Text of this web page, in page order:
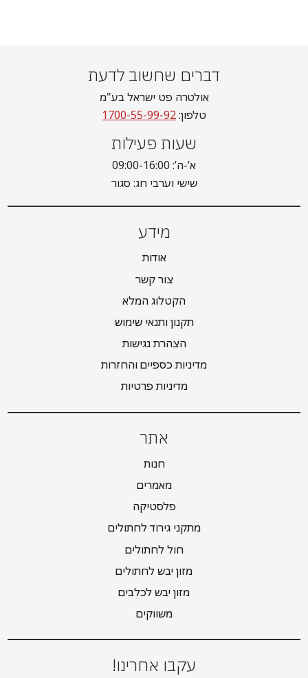
דברים שחשוב לדעת
אולטרה פט ישראל בע"מ
טלפון:1700-55-99-92
שעות פעילות
א’-ה’: 09:00-16:00
שישי וערבי חג: סגור
מידע
אודות
צור קשר
הקטלוג המלא
תקנון ותנאי שימוש
הצהרת נגישות
מדיניות כספיים והחזרות
מדיניות פרטיות
אתר
חנות
מאמרים
פלסטיקה
מתקני גירוד לחתולים
חול לחתולים
מזון יבש לחתולים
מזון יבש לכלבים
משווקים
עקבו אחרינו!